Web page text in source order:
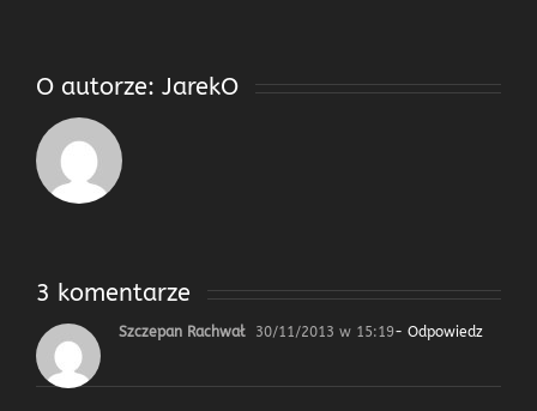
O autorze: JarekO
3 komentarze
Szczepan Rachwał 30/11/2013 w 15:19- Odpowiedz